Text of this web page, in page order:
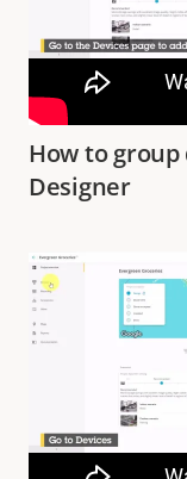
How to group
Designer